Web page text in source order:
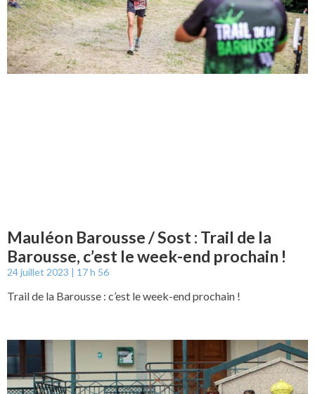
Mauléon Barousse / Sost : Trail de la
Barousse, c’est le week-end prochain !
24 juillet 2023 17 h 56
Trail de la Barousse : c’est le week-end prochain !